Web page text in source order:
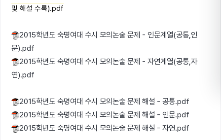
및 해설 수록).pdf
2015학년도 숙명여대 수시 모의논술 문제 - 인문계열(공통,인
문).pdf
2015학년도 숙명여대 수시 모의논술 문제 - 자연계열(공통,자
연).pdf
2015학년도 숙명여대 수시 모의논술 문제 해설 - 공통.pdf
2015학년도 숙명여대 수시 모의논술 문제 해설 - 인문.pdf
2015학년도 숙명여대 수시 모의논술 문제 해설 - 자연.pdf